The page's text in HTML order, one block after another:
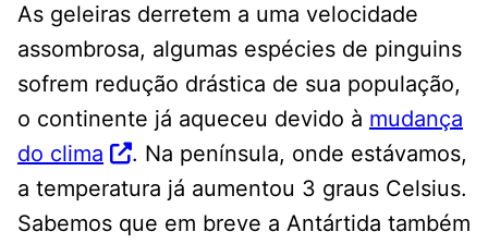
As geleiras derretem a uma velocidade
assombrosa, algumas espécies de pinguins
sofrem redução drástica de sua população,
o continente já aqueceu devido à mudança
do clima
. Na península, onde estávamos,
a temperatura já aumentou 3 graus Celsius.
Sabemos que em breve a Antártida também